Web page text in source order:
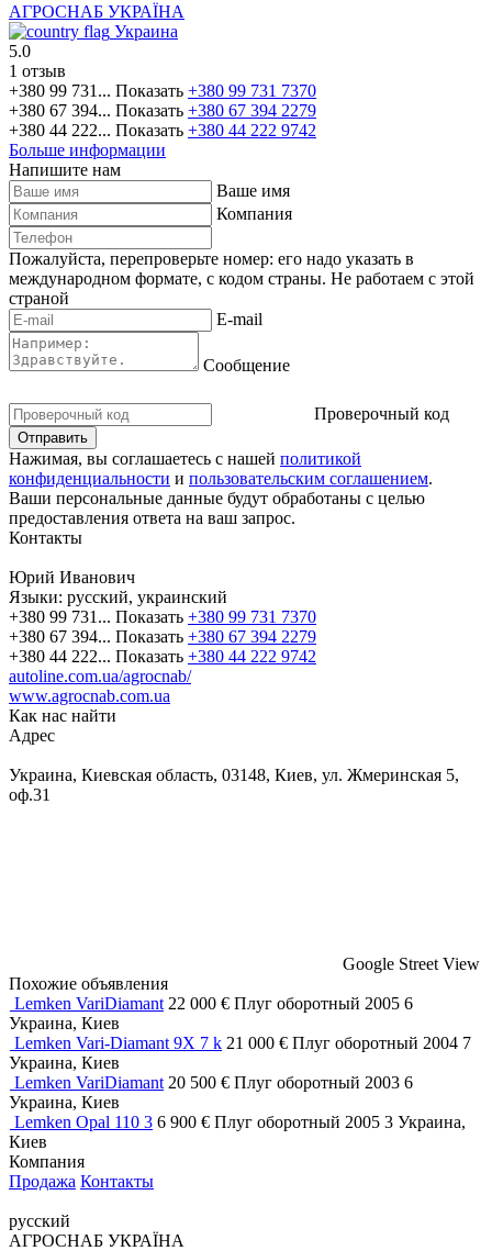
АГРОСНАБ УКРАЇНА
Украина
5.0
1 отзыв
+380 99 731... Показать +380 99 731 7370
+380 67 394... Показать +380 67 394 2279
+380 44 222... Показать +380 44 222 9742
Больше информации
Напишите нам
Ваше имя
Компания
Пожалуйста, перепроверьте номер: его надо указать в
международном формате, с кодом страны. Не работаем с этой
страной
E-mail
Сообщение
Проверочный код
Нажимая, вы соглашаетесь с нашей политикой
конфиденциальности и пользовательским соглашением.
Ваши персональные данные будут обработаны с целью
предоставления ответа на ваш запрос.
Контакты
Юрий Иванович
Языки: русский, украинский
+380 99 731... Показать +380 99 731 7370
+380 67 394... Показать +380 67 394 2279
+380 44 222... Показать +380 44 222 9742
autoline.com.ua/agrocnab/
www.agrocnab.com.ua
Как нас найти
Адрес
Украина, Киевская область, 03148, Киев, ул. Жмеринская 5,
оф.31
Google Street View
Похожие объявления
Lemken VariDiamant 22 000 € Плуг оборотный 2005 6
Украина, Киев
Lemken Vari-Diamant 9X 7 k 21 000 € Плуг оборотный 2004 7
Украина, Киев
Lemken VariDiamant 20 500 € Плуг оборотный 2003 6
Украина, Киев
Lemken Opal 110 3 6 900 € Плуг оборотный 2005 3 Украина,
Киев
Компания
Продажа Контакты
русский
АГРОСНАБ УКРАЇНА